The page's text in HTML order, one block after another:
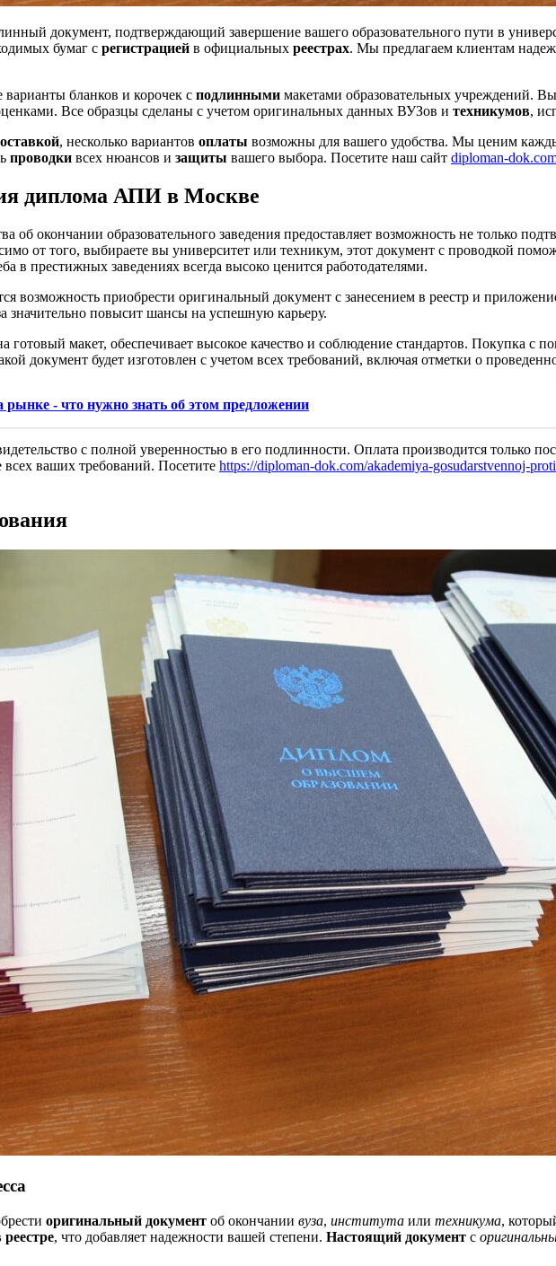
документ, подтверждающий завершение вашего образовательного пути в
бумаг с регистрацией в официальных реестрах. Мы предлагаем клиентам
варианты бланков и корочек с подлинными макетами образовательных учреждений.
Все образцы сделаны с учетом оригинальных данных ВУЗов и техникумов,
, несколько вариантов оплаты возможны для вашего удобства. Мы ценим
проводки всех нюансов и защиты вашего выбора. Посетите наш сайт diploman-
диплома АПИ в Москве
об окончании образовательного заведения предоставляет возможность не только
от того, выбираете вы университет или техникум, этот документ с проводкой
в престижных заведениях всегда высоко ценится работодателями.
возможность приобрести оригинальный документ с занесением в реестр и
значительно повысит шансы на успешную карьеру.
готовый макет, обеспечивает высокое качество и соблюдение стандартов. Покупка
документ будет изготовлен с учетом всех требований, включая отметки о
- что нужно знать об этом предложении
с полной уверенностью в его подлинности. Оплата производится только
всех ваших требований. Посетите https://diploman-dok.com/akademiya-gosudarstvennoj-
оригинальный документ об окончании вуза, института или техникума,
, что добавляет надежности вашей степени. Настоящий документ с